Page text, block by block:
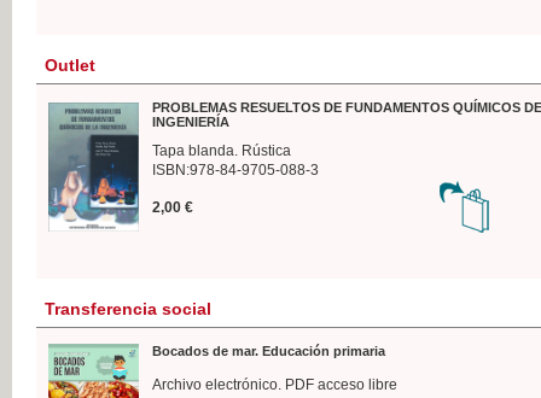
Outlet
PROBLEMAS RESUELTOS DE FUNDAMENTOS QUÍMICOS
INGENIERÍA
Tapa blanda. Rústica
ISBN:978-84-9705-088-3
2,00 €
Transferencia social
Bocados de mar. Educación primaria
Archivo electrónico. PDF acceso libre